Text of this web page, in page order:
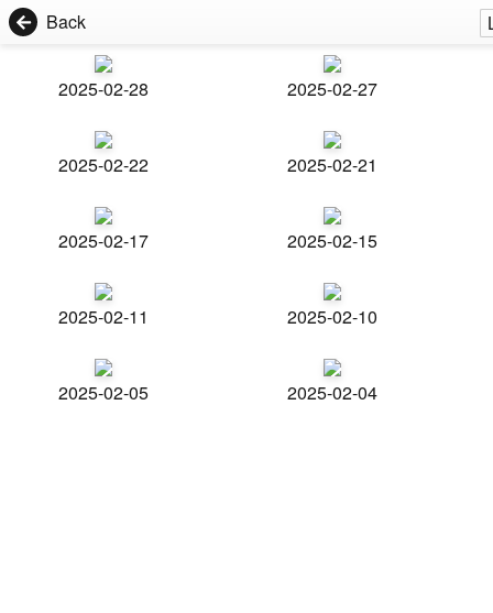
Back
2025-02-28 2025-02-27
2025-02-22 2025-02-21
2025-02-17 2025-02-15
2025-02-11 2025-02-10
2025-02-05 2025-02-04